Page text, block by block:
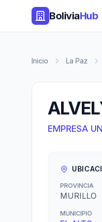
BoliviaHub
Inicio La Paz
EMPRESA
PROVINCIA
MURILLO
MUNICIPIO